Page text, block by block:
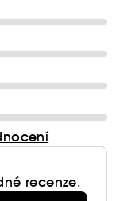
recenze.